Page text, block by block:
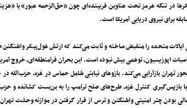
در تنگه هرمز تحت عناوین فریبنده‌ای چون «حق‌الزحمه عبور»
برای نیروی دریایی آمریکا است.
ایالات متحده را منقبض ساخته و ثابت می‌کند که ارتش غول‌پیکر واشنگتن
اپوزیسیون، توهمی بیش نبوده است. این بحران فرامنطقه‌ای، خروج
تهران بازآرایی می‌کند. بازوهای نیابتی شامل حماس در غزه،
کنترل غزه، طرح‌های صلح ترامپ را به بن‌بست کشانده و
چتر امنیتی واشنگتن و ترس از قرار گرفتن در موازنه وحشت تهران